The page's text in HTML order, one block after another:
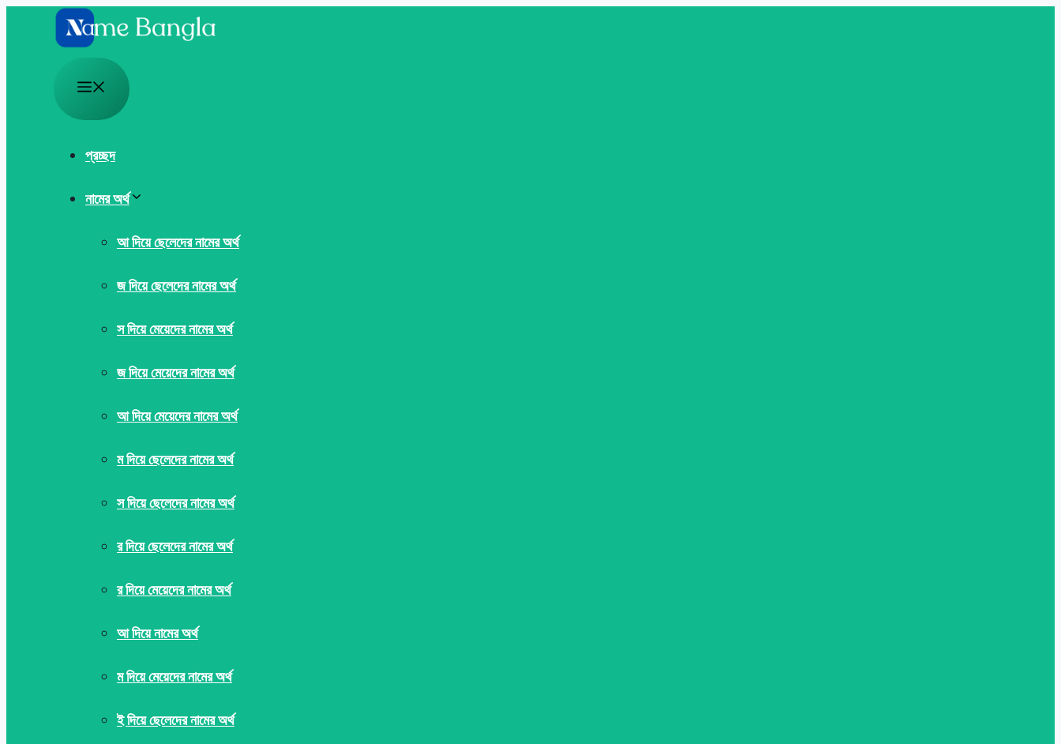
Menu
প্রচ্ছদ
নামের অর্থ
আ দিয়ে ছেলেদের নামের অর্থ
জ দিয়ে ছেলেদের নামের অর্থ
স দিয়ে মেয়েদের নামের অর্থ
জ দিয়ে মেয়েদের নামের অর্থ
আ দিয়ে মেয়েদের নামের অর্থ
ম দিয়ে ছেলেদের নামের অর্থ
স দিয়ে ছেলেদের নামের অর্থ
র দিয়ে ছেলেদের নামের অর্থ
র দিয়ে মেয়েদের নামের অর্থ
আ দিয়ে নামের অর্থ
ম দিয়ে মেয়েদের নামের অর্থ
ই দিয়ে ছেলেদের নামের অর্থ